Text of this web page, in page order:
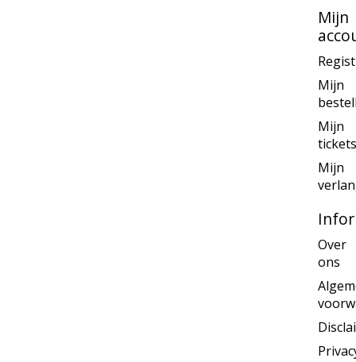
Mijn
Mijn
Mijn
tickets
Mijn
Over
ons